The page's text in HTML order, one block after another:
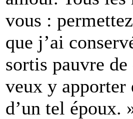
vous :
que j’ai
sortis pauvre
veux y apporter
d’un tel époux.